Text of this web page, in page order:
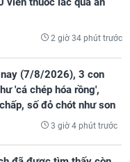
2 giờ 34 phút trước
(7/8/2026), 3 con
'cá chép hóa rồng',
số đỏ chót như son
3 giờ 4 phút trước